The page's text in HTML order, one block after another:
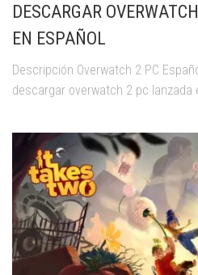
DESCARGAR
EN ESPAÑOL
Descripción Overwatch 2 PC
descargar overwatch 2 pc lanzada